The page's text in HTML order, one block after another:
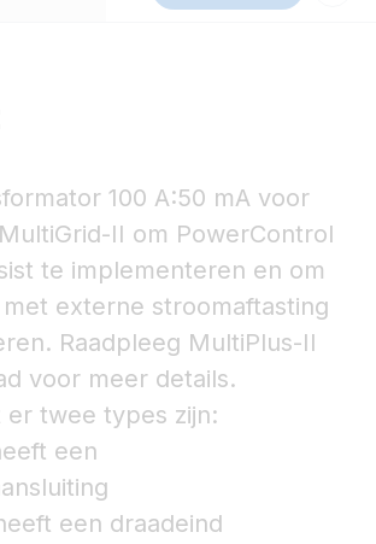
100 A:50 mA voor
II om PowerControl
te implementeren en om
externe stroomaftasting
Raadpleeg MultiPlus-II
voor meer details.
twee types zijn:
een
een draadeind